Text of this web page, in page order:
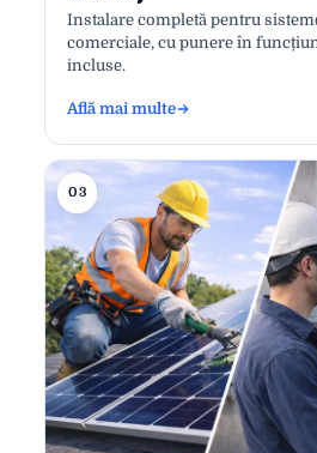
Instalare completă pentru
comerciale, cu punere în
incluse.
Află mai multe
03